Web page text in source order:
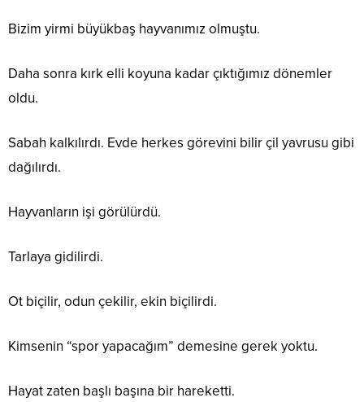
Bizim yirmi büyükbaş hayvanımız olmuştu.
Daha sonra kırk elli koyuna kadar çıktığımız dönemler
oldu.
Sabah kalkılırdı. Evde herkes görevini bilir çil yavrusu gibi
dağılırdı.
Hayvanların işi görülürdü.
Tarlaya gidilirdi.
Ot biçilir, odun çekilir, ekin biçilirdi.
Kimsenin “spor yapacağım” demesine gerek yoktu.
Hayat zaten başlı başına bir hareketti.